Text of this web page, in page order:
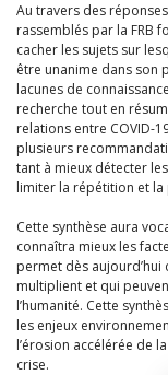
Au travers des
rassemblés par la FRB
cacher les sujets sur
être unanime dans son
lacunes de
recherche tout en
relations entre COVID-
plusieurs
tant à mieux détecter
limiter la répétition et
Cette synthèse aura
connaîtra mieux les
permet dès
multiplient et qui
l’humanité. Cette
les enjeux
l’érosion accélérée de
crise.